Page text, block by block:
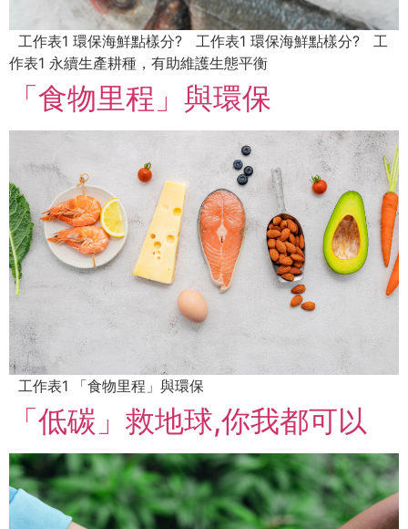
工作表1 環保海鮮點樣分? 工作表1 環保海鮮點樣分? 工
作表1 永續生產耕種，有助維護生態平衡
「食物里程」與環保
工作表1 「食物里程」與環保
「低碳」救地球,你我都可以